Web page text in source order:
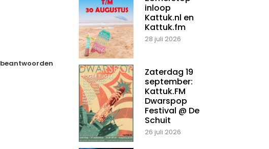
beantwoorden
inloop
Kattuk.nl en
Kattuk.fm
28 juli 2026
Zaterdag 19
september:
Kattuk.FM
Dwarspop
Festival @ De
Schuit
26 juli 2026